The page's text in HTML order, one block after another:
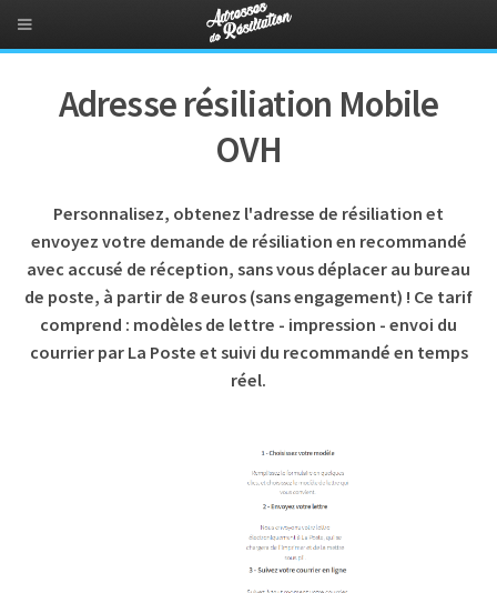
Adresse résiliation Mobile
OVH
Personnalisez, obtenez l'adresse de résiliation et
envoyez votre demande de résiliation en recommandé
avec accusé de réception, sans vous déplacer au bureau
de poste, à partir de 8 euros (sans engagement) ! Ce tarif
comprend : modèles de lettre - impression - envoi du
courrier par La Poste et suivi du recommandé en temps
réel.